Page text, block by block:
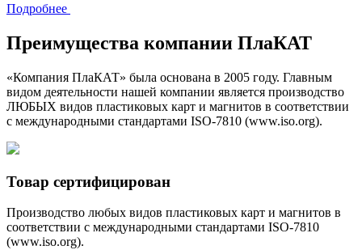
Подробнее
Преимущества компании ПлаКАТ
«Компания ПлаКАТ» была основана в 2005 году. Главным
видом деятельности нашей компании является производство
ЛЮБЫХ видов пластиковых карт и магнитов в соответствии
с международными стандартами ISO-7810 (www.iso.org).
Товар сертифицирован
Производство любых видов пластиковых карт и магнитов в
соответствии с международными стандартами ISO-7810
(www.iso.org).